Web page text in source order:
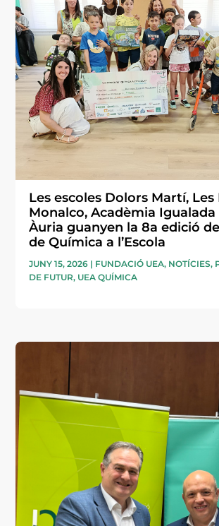
Les escoles Dolors Martí, Les
Monalco, Acadèmia Igualada
Àuria guanyen la 8a edició
de Química a l’Escola
JUNY 15, 2026 | FUNDACIÓ UEA, NOTÍCIES,
DE FUTUR, UEA QUÍMICA